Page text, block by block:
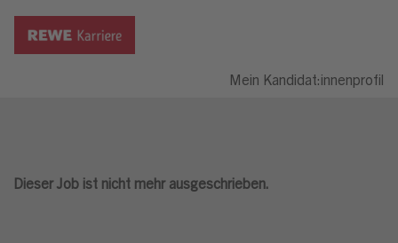
Mein Kandidat:innenprofil
Dieser Job ist nicht mehr ausgeschrieben.